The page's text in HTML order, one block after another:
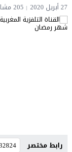
27 أبريل 2020 205 مشاهدة
رابط مختصر